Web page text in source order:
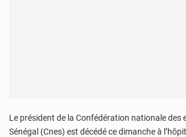
Le président de la Confédération nationale des
Sénégal (Cnes) est décédé ce dimanche à